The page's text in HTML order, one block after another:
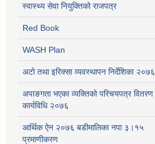
स्वास्थ्य सेवा नियुक्तिको राजपत्र
Red Book
WASH Plan
अटो तथा इरिक्सा व्यवस्थापन निर्देशिका २०७६
अपाङगता भएका व्यक्तिको परिचयपत्र वितरण
कार्यविधि २०७६
आर्थिक ऐन २०७६ बडीमालिका नपा ३।१५
प्रमाणीकरण